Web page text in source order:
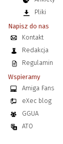
Pliki
Napisz do nas
Kontakt
Redakcja
Regulamin
Wspieramy
Amiga Fans
eXec blog
GGUA
ATO